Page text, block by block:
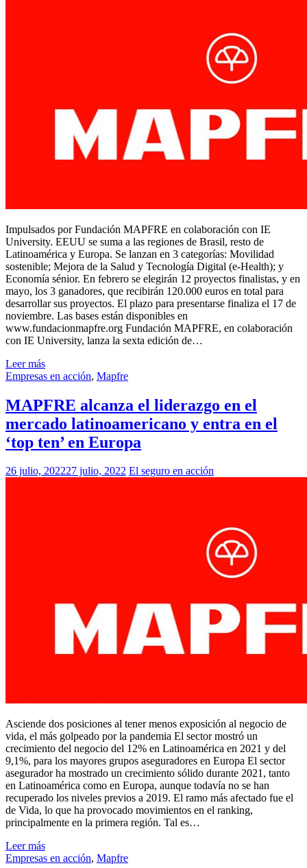
Impulsados por Fundación MAPFRE en colaboración con IE
University. EEUU se suma a las regiones de Brasil, resto de
Latinoamérica y Europa. Se lanzan en 3 categorías: Movilidad
sostenible; Mejora de la Salud y Tecnología Digital (e-Health); y
Economía sénior. En febrero se elegirán 12 proyectos finalistas, y en
mayo, los 3 ganadores, que recibirán 120.000 euros en total para
desarrollar sus proyectos. El plazo para presentarse finaliza el 17 de
noviembre. Las bases están disponibles en
www.fundacionmapfre.org Fundación MAPFRE, en colaboración
con IE University, lanza la sexta edición de…
Leer más
Empresas en acción, Mapfre
MAPFRE alcanza el liderazgo en el
mercado latinoamericano y entra en el
‘top ten’ en Europa
26 julio, 202227 julio, 2022 El seguro en acción
Asciende dos posiciones al tener menos exposición al negocio de
vida, el más golpeado por la pandemia El sector mostró un
crecimiento del negocio del 12% en Latinoamérica en 2021 y del
9,1%, para los mayores grupos aseguradores en Europa El sector
asegurador ha mostrado un crecimiento sólido durante 2021, tanto
en Latinoamérica como en Europa, aunque todavía no se han
recuperado los niveles previos a 2019. El ramo más afectado fue el
de Vida, lo que ha provocado movimientos en el ranking,
principalmente en la primera región. Tal es…
Leer más
Empresas en acción, Mapfre